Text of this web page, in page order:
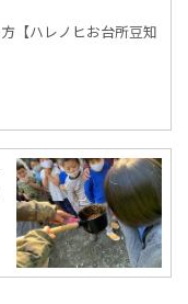
【ハレノヒお台所豆知